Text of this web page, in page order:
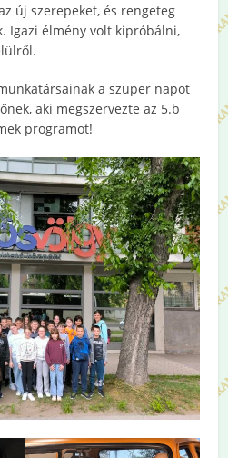
új szerepeket, és rengeteg
Igazi élmény volt kipróbálni,
a szuper napot
aki megszervezte az 5.b
programot!